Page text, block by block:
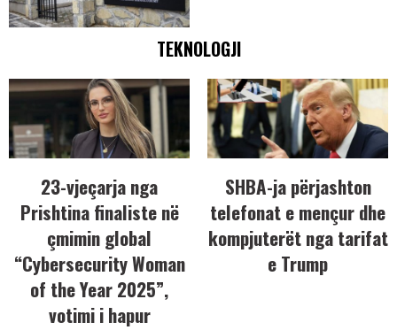
TEKNOLOGJI
23-vjeçarja nga
Prishtina finaliste në
çmimin global
“Cybersecurity Woman
of the Year 2025”,
votimi i hapur
SHBA-ja përjashton
telefonat e mençur dhe
kompjuterët nga tarifat
e Trump